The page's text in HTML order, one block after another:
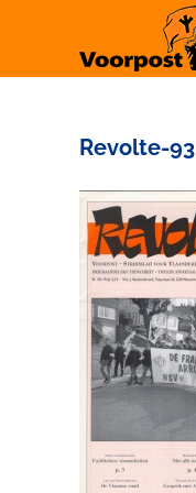
Revolte-93